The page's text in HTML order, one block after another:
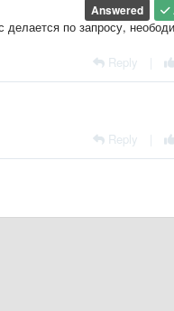
Answered
по запросу,
Reply
Reply